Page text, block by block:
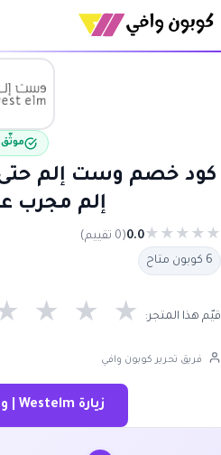
موثّق
إلم مجرب
★
★
★
★
★
0.0(0 تقييم)
6 كوبون متاح
قيّم هذا المتجر: ★ ★ ★
فريق تحرير كوبون وافي
زيارة Westelm | وست الم ←